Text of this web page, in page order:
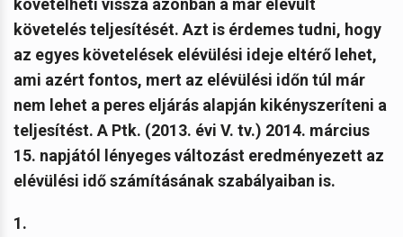
követelés teljesítését. Azt is érdemes tudni, hogy
az egyes követelések elévülési ideje eltérő lehet,
ami azért fontos, mert az elévülési időn túl már
nem lehet a peres eljárás alapján kikényszeríteni a
teljesítést. A Ptk. (2013. évi V. tv.) 2014. március
15. napjától lényeges változást eredményezett az
elévülési idő számításának szabályaiban is.
1.